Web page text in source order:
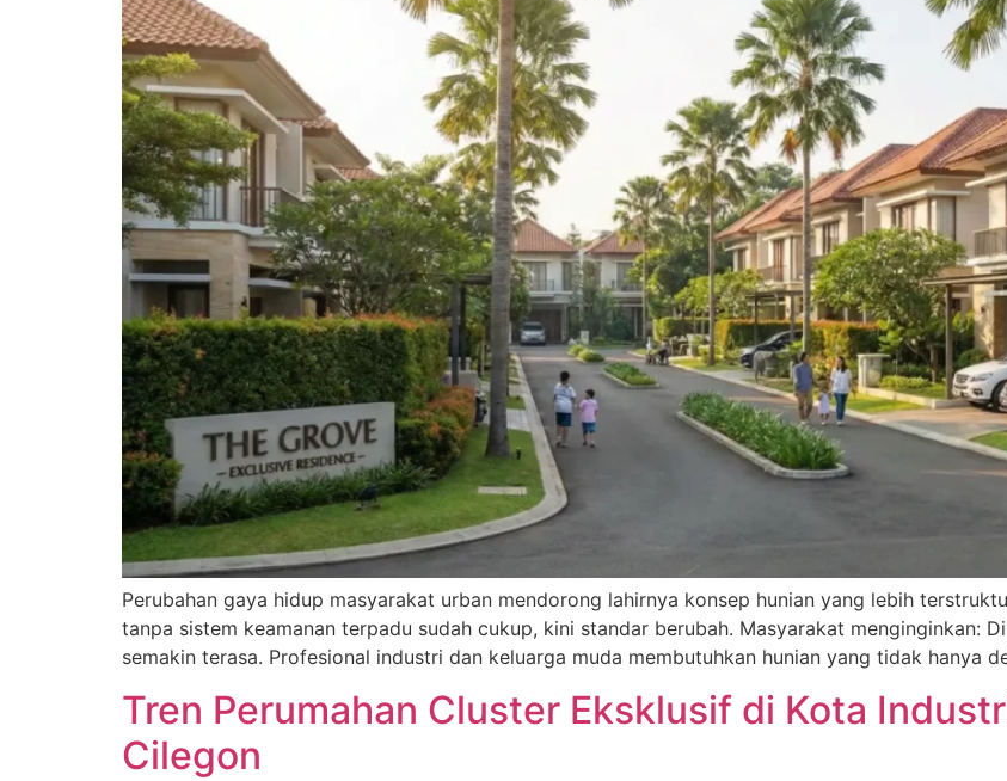
Perubahan gaya hidup masyarakat urban mendorong lahirnya konsep hunian yang lebih
tanpa sistem keamanan terpadu sudah cukup, kini standar berubah. Masyarakat menginginkan:
semakin terasa. Profesional industri dan keluarga muda membutuhkan hunian yang tidak hanya
Tren Perumahan Cluster Eksklusif di Kota
Cilegon